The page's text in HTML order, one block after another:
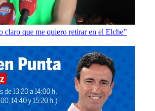
claro que me quiero retirar en el Elche”